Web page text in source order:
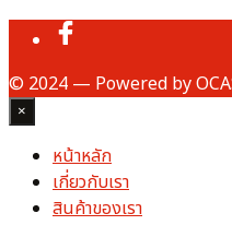
© 2024 — Powered by
×
หน้าหลัก
เกี่ยวกับเรา
สินค้าของเรา